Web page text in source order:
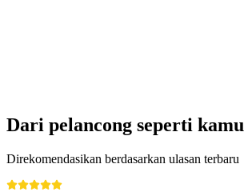
Dari pelancong seperti kamu
Direkomendasikan berdasarkan ulasan terbaru